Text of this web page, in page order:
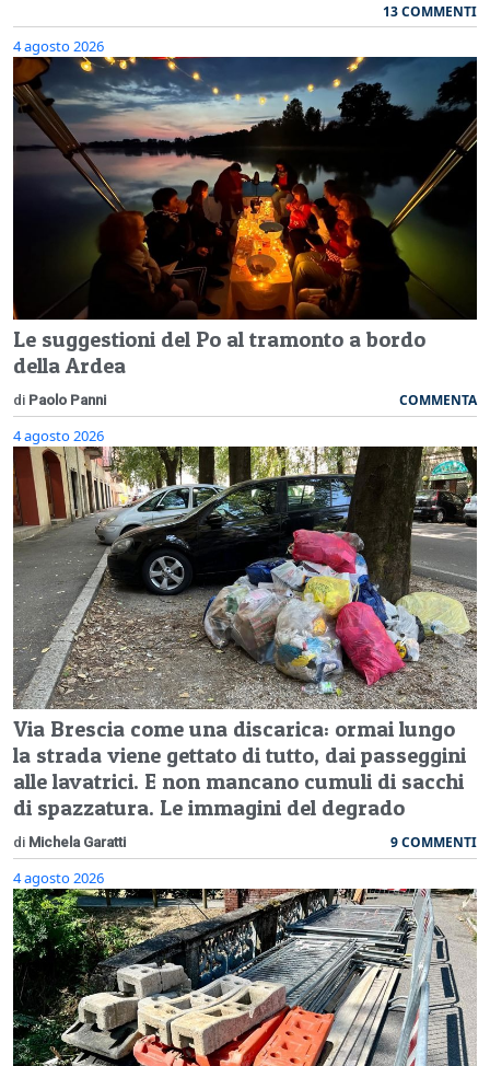
13 COMMENTI
4 agosto 2026
Le suggestioni del Po al tramonto a bordo
della Ardea
di Paolo Panni COMMENTA
4 agosto 2026
Via Brescia come una discarica: ormai lungo
la strada viene gettato di tutto, dai passeggini
alle lavatrici. E non mancano cumuli di sacchi
di spazzatura. Le immagini del degrado
di Michela Garatti 9 COMMENTI
4 agosto 2026